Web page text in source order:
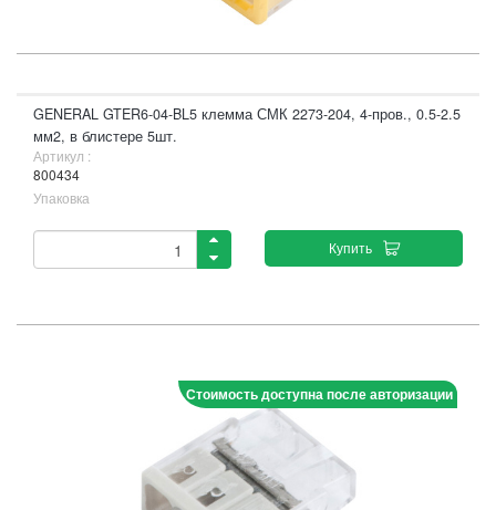
GENERAL GTER6-04-BL5 клемма СМК 2273-204, 4-пров., 0.5-2.5
мм2, в блистере 5шт.
Артикул :
800434
Упаковка
Купить
Стоимость доступна после авторизации